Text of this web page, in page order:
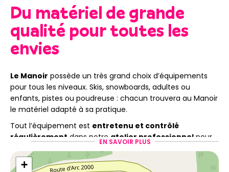
Du matériel de grande
qualité pour toutes les
envies
Le Manoir possède un très grand choix d’équipements
pour tous les niveaux. Skis, snowboards, adultes ou
enfants, pistes ou poudreuse : chacun trouvera au Manoir
le matériel adapté à sa pratique.
Tout l’équipement est entretenu et contrôlé
régulièrement dans notreatelier professionnel pour
journées sur les pistes.
EN SAVOIR PLUS
+